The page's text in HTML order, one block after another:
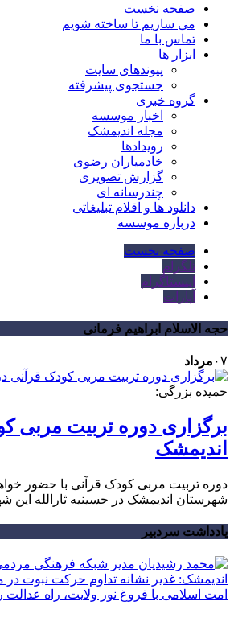
صفحه نخست
می سازیم تا ساخته شویم
تماس با ما
ابزار ها
پیوندهای سایت
جستجوی پیشرفته
گروه خبری
اخبار موسسه
مجله اندیمشک
رویدادها
خادمیاران رضوی
گزارش تصویری
چندرسانه ای
دانلود ها و اقلام تبلیغاتی
درباره موسسه
صفحه نخست
تلگرام
اینستاگرام
آپارات
حجه الاسلام ابراهیم فرمانی
۰۷ مرداد
حمیده بزرگی:
برگزاری دوره تربیت مربی
اندیمشک
دوره تربیت مربی کودک قرآنی با حضور
شهرستان اندیمشک در حسینیه ثارالله این
یادداشت سردبیر